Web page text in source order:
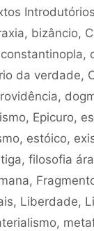
Introdutórios
, bizâncio,
constantinopla,
da verdade,
,
, Epicuro,
, estóico,
, filosofia
,
, Liberdade,
,